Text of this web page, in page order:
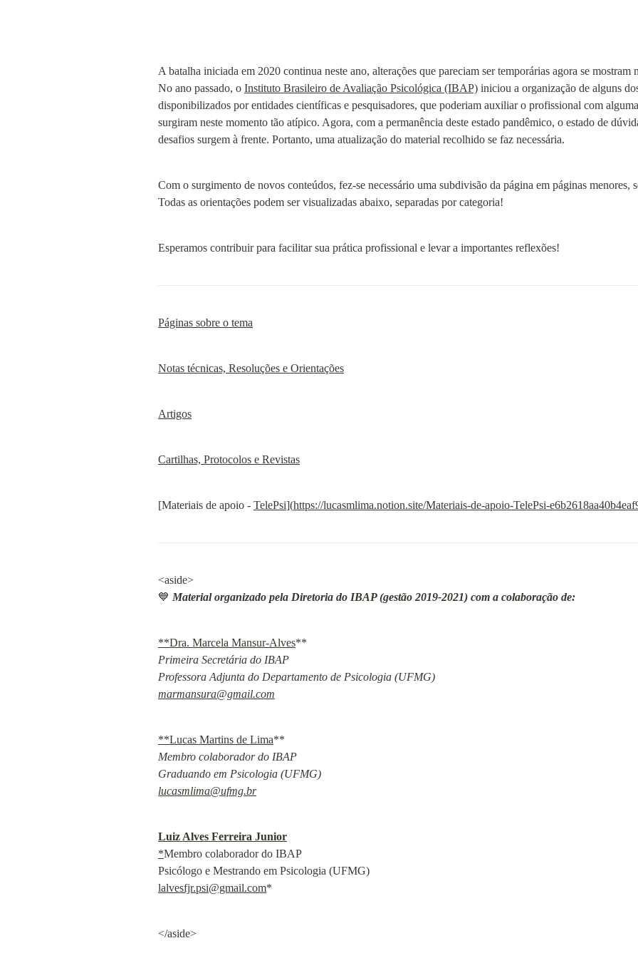
A batalha iniciada em 2020 continua neste ano, alterações que pareciam ser temporárias agora se mostram
No ano passado, o Instituto Brasileiro de Avaliação Psicológica (IBAP) iniciou a organização de alguns
disponibilizados por entidades científicas e pesquisadores, que poderiam auxiliar o profissional com
surgiram neste momento tão atípico. Agora, com a permanência deste estado pandêmico, o estado de
desafios surgem à frente. Portanto, uma atualização do material recolhido se faz necessária.
Com o surgimento de novos conteúdos, fez-se necessário uma subdivisão da página em páginas menores,
Todas as orientações podem ser visualizadas abaixo, separadas por categoria!
Esperamos contribuir para facilitar sua prática profissional e levar a importantes reflexões!
Páginas sobre o tema
Notas técnicas, Resoluções e Orientações
Artigos
Cartilhas, Protocolos e Revistas
[Materiais de apoio - TelePsi](https://lucasmlima.notion.site/Materiais-de-apoio-TelePsi-
<aside>
💙 Material organizado pela Diretoria do IBAP (gestão 2019-2021) com a colaboração de:
**Dra. Marcela Mansur-Alves
Primeira Secretária do IBAP
marmansura@gmail.com
**Lucas Martins de Lima
Membro colaborador do IBAP
lucasmlima@ufmg.br
Luiz Alves Ferreira Junior
*Membro colaborador do IBAP
lalvesfjr.psi@gmail.com*
</aside>